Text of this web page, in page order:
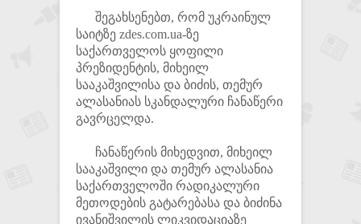
შეგახსენებთ, რომ უკრაინულ
საიტზე zdes.com.ua-ზე
საქართველოს ყოფილი
პრეზიდენტის, მიხეილ
სააკაშვილისა და ბიძის, თემურ
ალასანიას სკანდალური ჩანაწერი
გავრცელდა.
ჩანაწერის მიხედვით, მიხეილ
სააკაშვილი და თემურ ალასანია
საქართველოში რადიკალური
მეთოდების გატარებასა და ბიძინა
ივანიშვილის ლიკვიდაციაზე